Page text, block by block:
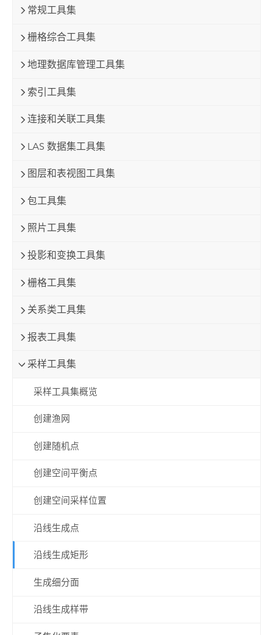
常规工具集
栅格综合工具集
地理数据库管理工具集
索引工具集
连接和关联工具集
LAS 数据集工具集
图层和表视图工具集
包工具集
照片工具集
投影和变换工具集
栅格工具集
关系类工具集
报表工具集
采样工具集
采样工具集概览
创建渔网
创建随机点
创建空间平衡点
创建空间采样位置
沿线生成点
沿线生成矩形
生成细分面
沿线生成样带